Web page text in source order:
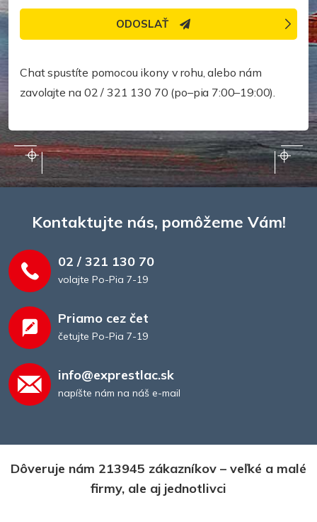
Chat spustíte pomocou ikony v rohu, alebo nám
zavolajte na 02 / 321 130 70 (po–pia 7:00–19:00).
ODOSLAŤ
Kontaktujte nás, pomôžeme Vám!
02 / 321 130 70
volajte Po-Pia 7-19
Priamo cez čet
četujte Po-Pia 7-19
info@exprestlac.sk
napíšte nám na náš e-mail
Dôveruje nám 213945 zákazníkov – veľké a malé
firmy, ale aj jednotlivci